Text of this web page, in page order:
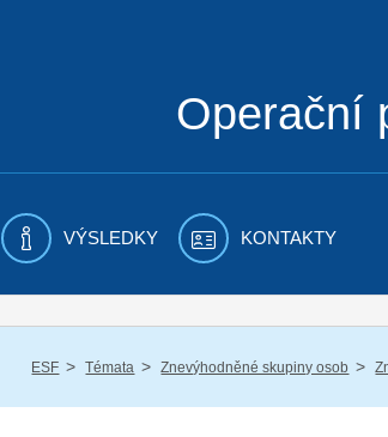
Operační
VÝSLEDKY KONTAKTY
ESF / Témata / Znevýhodněné skupiny osob /